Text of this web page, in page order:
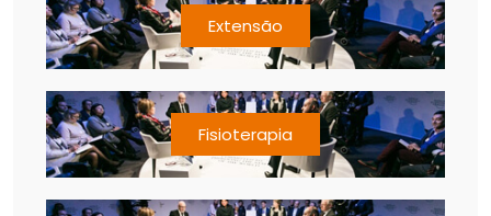
Extensão
Fisioterapia